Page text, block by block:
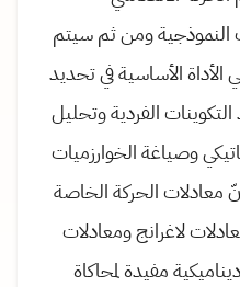
النموذجية ومن ثم سيتم
الأداة الأساسية في تحديد
الفردية وتحليل
وصياغة الخوارزميات
معادلات الحركة الخاصة
لاغرانج ومعادلات
مفيدة لمحاكاة